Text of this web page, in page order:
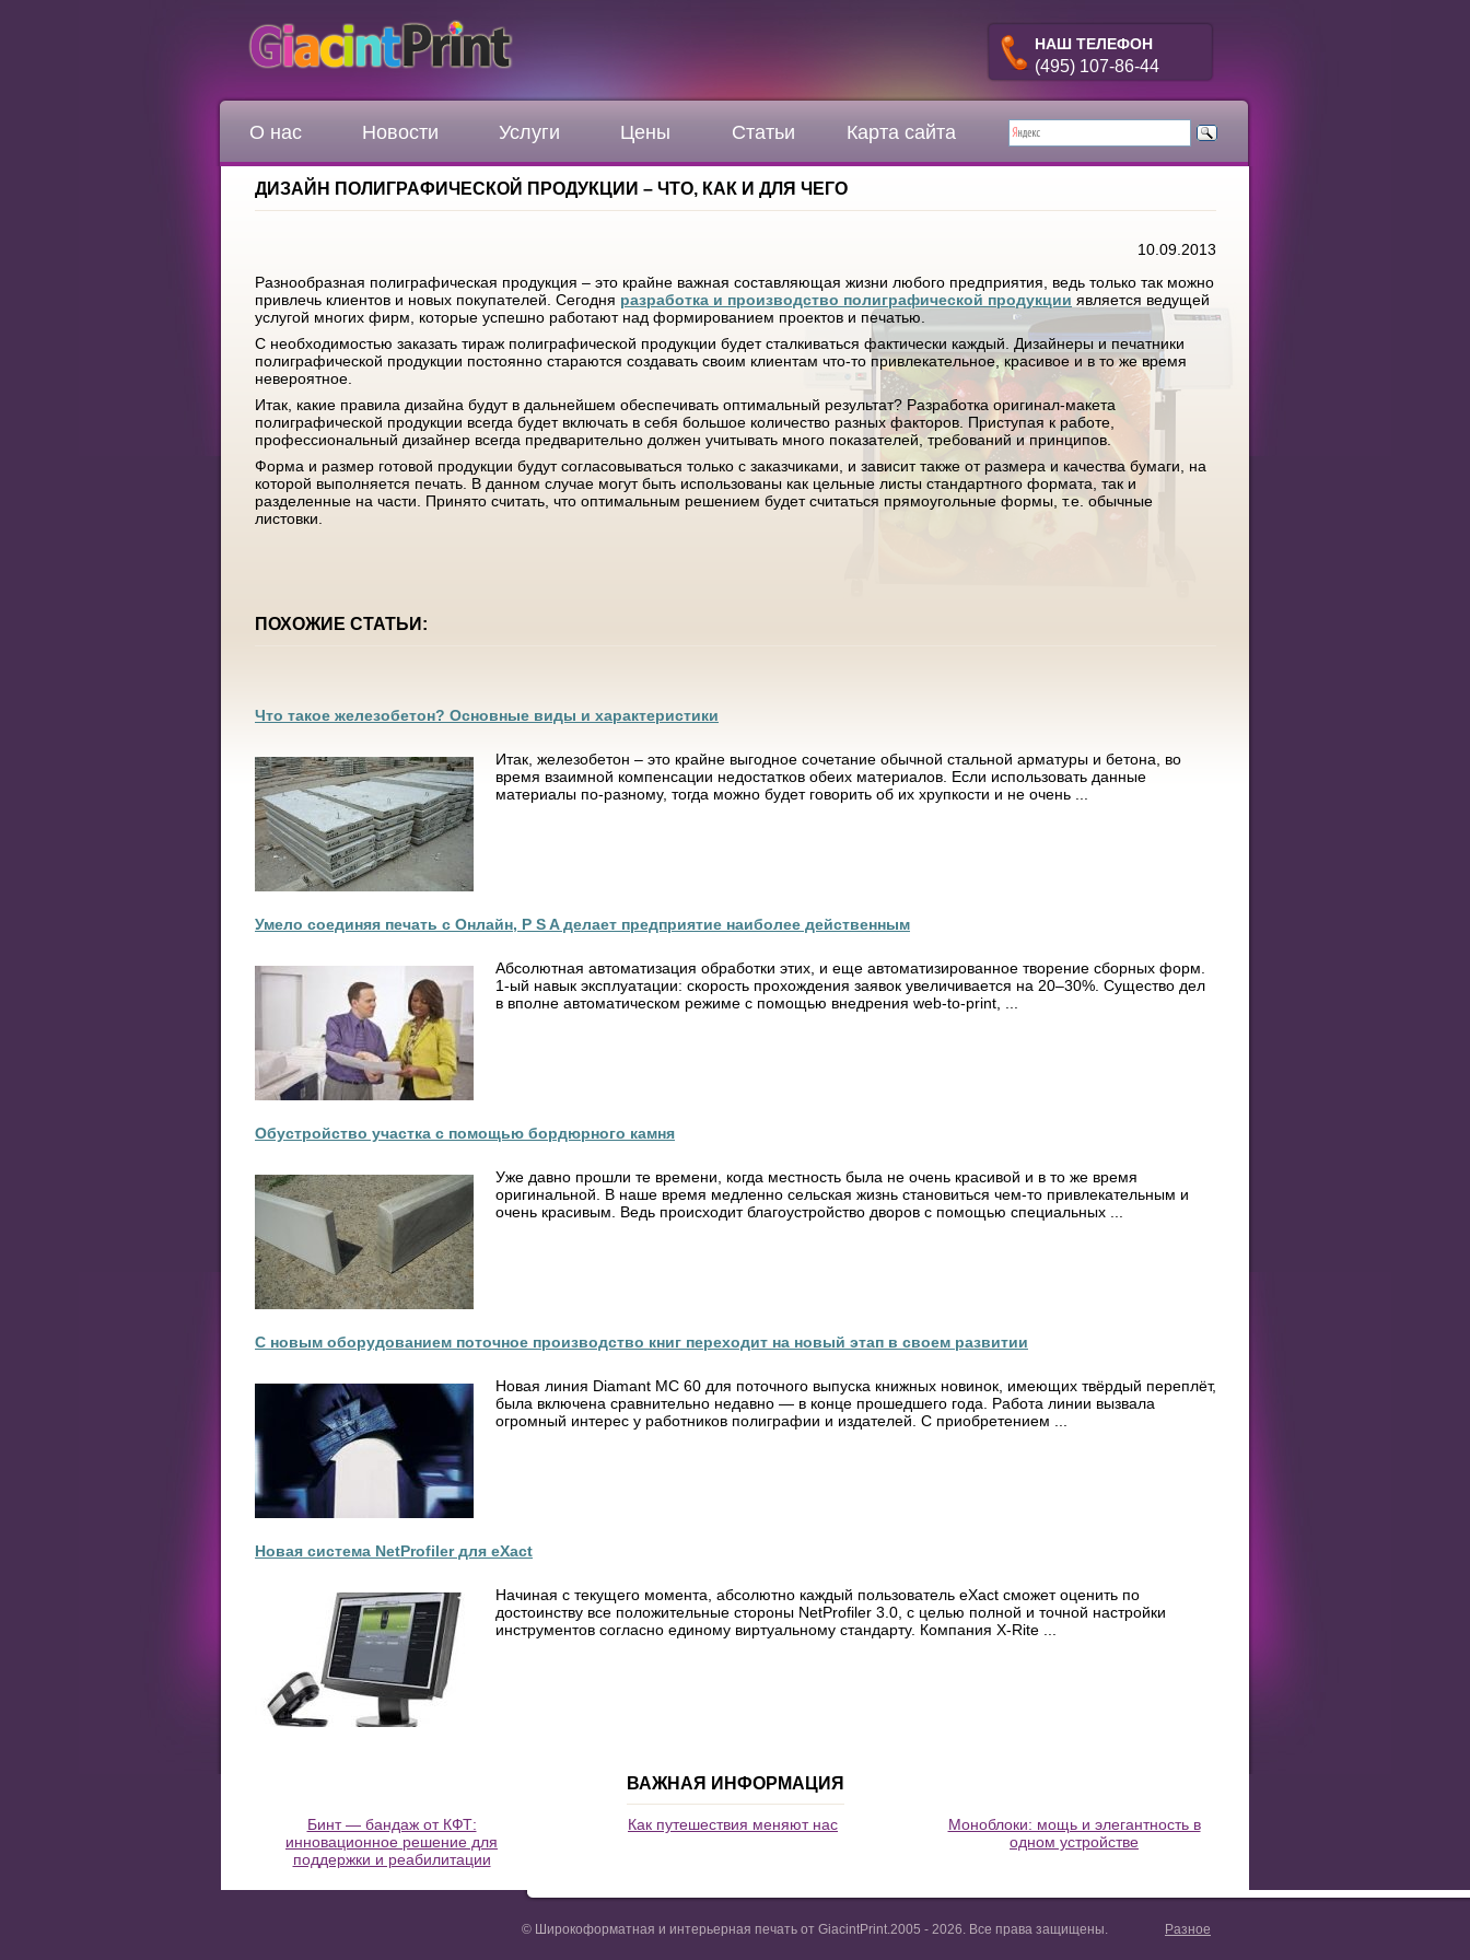
НАШ ТЕЛЕФОН
(495) 107-86-44
О нас Новости Услуги Цены Статьи Карта сайта
ДИЗАЙН ПОЛИГРАФИЧЕСКОЙ ПРОДУКЦИИ – ЧТО, КАК И ДЛЯ ЧЕГО
10.09.2013
Разнообразная полиграфическая продукция – это крайне важная составляющая жизни любого предприятия, ведь только так можно
привлечь клиентов и новых покупателей. Сегодня разработка и производство полиграфической продукции является ведущей
услугой многих фирм, которые успешно работают над формированием проектов и печатью.
С необходимостью заказать тираж полиграфической продукции будет сталкиваться фактически каждый. Дизайнеры и печатники
полиграфической продукции постоянно стараются создавать своим клиентам что-то привлекательное, красивое и в то же время
невероятное.
Итак, какие правила дизайна будут в дальнейшем обеспечивать оптимальный результат? Разработка оригинал-макета
полиграфической продукции всегда будет включать в себя большое количество разных факторов. Приступая к работе,
профессиональный дизайнер всегда предварительно должен учитывать много показателей, требований и принципов.
Форма и размер готовой продукции будут согласовываться только с заказчиками, и зависит также от размера и качества бумаги, на
которой выполняется печать. В данном случае могут быть использованы как цельные листы стандартного формата, так и
разделенные на части. Принято считать, что оптимальным решением будет считаться прямоугольные формы, т.е. обычные
листовки.
ПОХОЖИЕ СТАТЬИ:
Что такое железобетон? Основные виды и характеристики
Итак, железобетон – это крайне выгодное сочетание обычной стальной арматуры и бетона, во
время взаимной компенсации недостатков обеих материалов. Если использовать данные
материалы по-разному, тогда можно будет говорить об их хрупкости и не очень ...
Умело соединяя печать с Онлайн, P S A делает предприятие наиболее действенным
Абсолютная автоматизация обработки этих, и еще автоматизированное творение сборных форм.
1-ый навык эксплуатации: скорость прохождения заявок увеличивается на 20–30%. Существо дел
в вполне автоматическом режиме с помощью внедрения web-to-print, ...
Обустройство участка с помощью бордюрного камня
Уже давно прошли те времени, когда местность была не очень красивой и в то же время
оригинальной. В наше время медленно сельская жизнь становиться чем-то привлекательным и
очень красивым. Ведь происходит благоустройство дворов с помощью специальных ...
С новым оборудованием поточное производство книг переходит на новый этап в своем развитии
Новая линия Diamant МС 60 для поточного выпуска книжных новинок, имеющих твёрдый переплёт,
была включена сравнительно недавно — в конце прошедшего года. Работа линии вызвала
огромный интерес у работников полиграфии и издателей. С приобретением ...
Новая система NetProfiler для eXact
Начиная с текущего момента, абсолютно каждый пользователь eXact сможет оценить по
достоинству все положительные стороны NetProfiler 3.0, с целью полной и точной настройки
инструментов согласно единому виртуальному стандарту. Компания X-Rite ...
ВАЖНАЯ ИНФОРМАЦИЯ
Бинт — бандаж от КФТ:
инновационное решение для
поддержки и реабилитации
Как путешествия меняют нас
Моноблоки: мощь и элегантность в
одном устройстве
© Широкоформатная и интерьерная печать от GiacintPrint.2005 - 2026. Все права защищены. Разное